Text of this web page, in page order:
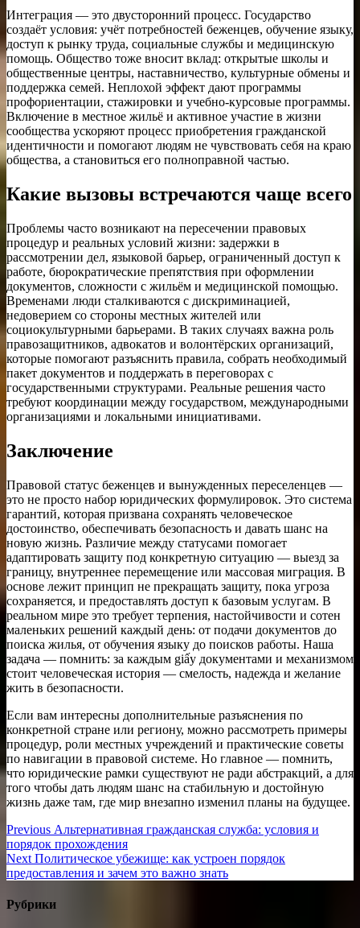
Интеграция — это двусторонний процесс. Государство
создаёт условия: учёт потребностей беженцев, обучение языку,
доступ к рынку труда, социальные службы и медицинскую
помощь. Общество тоже вносит вклад: открытые школы и
общественные центры, наставничество, культурные обмены и
поддержка семей. Неплохой эффект дают программы
профориентации, стажировки и учебно-курсовые программы.
Включение в местное жильё и активное участие в жизни
сообщества ускоряют процесс приобретения гражданской
идентичности и помогают людям не чувствовать себя на краю
общества, а становиться его полноправной частью.
Какие вызовы встречаются чаще всего
Проблемы часто возникают на пересечении правовых
процедур и реальных условий жизни: задержки в
рассмотрении дел, языковой барьер, ограниченный доступ к
работе, бюрократические препятствия при оформлении
документов, сложности с жильём и медицинской помощью.
Временами люди сталкиваются с дискриминацией,
недоверием со стороны местных жителей или
социокультурными барьерами. В таких случаях важна роль
правозащитников, адвокатов и волонтёрских организаций,
которые помогают разъяснить правила, собрать необходимый
пакет документов и поддержать в переговорах с
государственными структурами. Реальные решения часто
требуют координации между государством, международными
организациями и локальными инициативами.
Заключение
Правовой статус беженцев и вынужденных переселенцев —
это не просто набор юридических формулировок. Это система
гарантий, которая призвана сохранять человеческое
достоинство, обеспечивать безопасность и давать шанс на
новую жизнь. Различие между статусами помогает
адаптировать защиту под конкретную ситуацию — выезд за
границу, внутреннее перемещение или массовая миграция. В
основе лежит принцип не прекращать защиту, пока угроза
сохраняется, и предоставлять доступ к базовым услугам. В
реальном мире это требует терпения, настойчивости и сотен
маленьких решений каждый день: от подачи документов до
поиска жилья, от обучения языку до поисков работы. Наша
задача — помнить: за каждым giấy документами и механизмом
стоит человеческая история — смелость, надежда и желание
жить в безопасности.
Если вам интересны дополнительные разъяснения по
конкретной стране или региону, можно рассмотреть примеры
процедур, роли местных учреждений и практические советы
по навигации в правовой системе. Но главное — помнить,
что юридические рамки существуют не ради абстракций, а для
того чтобы дать людям шанс на стабильную и достойную
жизнь даже там, где мир внезапно изменил планы на будущее.
Навигация
по
записям
Previous Previous
post:
Альтернативная гражданская служба: условия и
порядок прохождения
Next Next
post:
Политическое убежище: как устроен порядок
предоставления и зачем это важно знать
Рубрики